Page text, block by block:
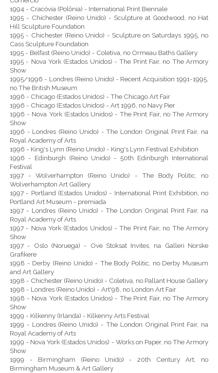
1994 - Cracóvia (Polônia) - International Print Biennale
1995 - Chichester (Reino Unido) - Sculpture at Goodwood, no Hat
Hill Sculpture Foundation
1995 - Chichester (Reino Unido) - Sculpture on Saturdays 1995, no
Cass Sculpture Foundation
1995 - Belfast (Reino Unido) - Coletiva, no Ormeau Baths Gallery
1995 - Nova York (Estados Unidos) - The Print Fair, no The Armory
Show
1995/1996 - Londres (Reino Unido) - Recent Acquisition 1991-1995,
no The British Museum
1996 - Chicago (Estados Unidos) - The Chicago Art Fair
1996 - Chicago (Estados Unidos) - Art 1996, no Navy Pier
1996 - Nova York (Estados Unidos) - The Print Fair, no The Armory
Show
1996 - Londres (Reino Unido) - The London Original Print Fair, na
Royal Academy of Arts
1996 - King's Lynn (Reino Unido) - King's Lynn Festival Exhibition
1996 - Edinburgh (Reino Unido) - 50th Edinburgh International
Festival
1997 - Wolverhampton (Reino Unido) - The Body Politic, no
Wolverhampton Art Gallery
1997 - Portland (Estados Unidos) - International Print Exhibition, no
Portland Art Museum - premiada
1997 - Londres (Reino Unido) - The London Original Print Fair, na
Royal Academy of Arts
1997 - Nova York (Estados Unidos) - The Print Fair, no The Armory
Show
1997 - Oslo (Noruega) - Ove Stoksat Invites, na Galleri Norske
Grafikere
1998 - Derby (Reino Unido) - The Body Politic, no Derby Museum
and Art Gallery
1998 - Chichester (Reino Unido) - Coletiva, no Pallant House Gallery
1998 - Londres (Reino Unido) - Art'98, no London Art Fair
1998 - Nova York (Estados Unidos) - The Print Fair, no The Armory
Show
1999 - Kilkenny (Irlanda) - Kilkenny Arts Festival
1999 - Londres (Reino Unido) - The London Original Print Fair, na
Royal Academy of Arts
1999 - Nova York (Estados Unidos) - Works on Paper, no The Armory
Show
1999 - Birmingham (Reino Unido) - 20th Century Art, no
Birmingham Museum & Art Gallery